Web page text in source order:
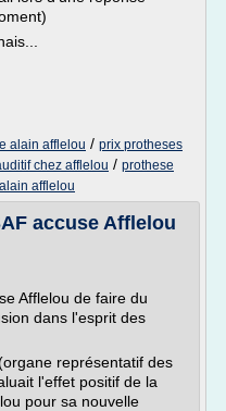
alain afflelou / prix protheses
chez afflelou / prothese
afflelou
accuse Afflelou
Afflelou de faire du
dans l'esprit des
représentatif des
l'effet positif de la
pour sa nouvelle